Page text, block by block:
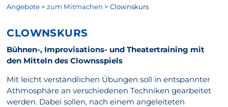
Angebote >zum Mitmachen >Clownskurs
CLOWNSKURS
Bühnen-, Improvisations- und Theatertraining mit
den Mitteln des Clownsspiels
Mit leicht verständlichen Übungen soll in entspannter
Athmosphäre an verschiedenen Techniken gearbeitet
werden. Dabei sollen, nach einem angeleiteten